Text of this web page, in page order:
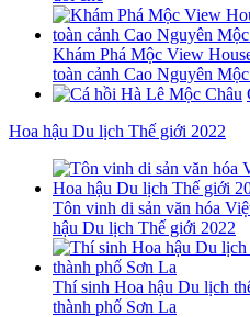
Khám Phá Mộc View
toàn cảnh Cao Nguyên
Hoa hậu Du lịch Thế giới 2022
Tôn vinh di sản văn hóa
hậu Du lịch Thế giới 2022
Thí sinh Hoa hậu Du lịch
thành phố Sơn La